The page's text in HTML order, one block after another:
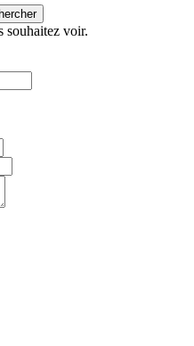
souhaitez voir.